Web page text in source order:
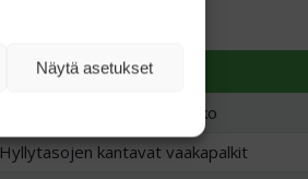
Näytä asetukset
Käyttö
Kuormalavahyllyn pystyrunko
Hyllytasojen kantavat vaakapalkit